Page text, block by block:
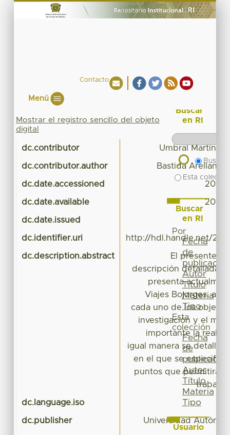
Contacto
Menú
Mostrar el registro sencillo del objeto
digital
dc.contributor Umbral Martínez,
dc.contributor.author Bastida Arellano,
dc.date.accessioned 2019-
dc.date.available 2019-
dc.date.issued
dc.identifier.uri http://hdl.handle.net/
dc.description.abstract
El presente
descripción detallada
presenta
Viajes Bojorges, así
cada uno de los
investigación y el
importante la
igual manera se detalla
en el que se especifica
puntos que permitirán
trabajo
dc.language.iso
dc.publisher Universidad
Buscar
en RI
Buscar
Esta
Buscar
en RI
Por
Fecha
de
publicación
Autor
Título
Materia
Tipo
Esta
colección
Fecha
de
publicación
Autor
Título
Materia
Tipo
Usuario